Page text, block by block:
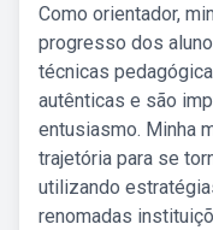
Como orientador,
progresso dos
técnicas
autênticas e são
entusiasmo. Minha
trajetória para se
utilizando
renomadas